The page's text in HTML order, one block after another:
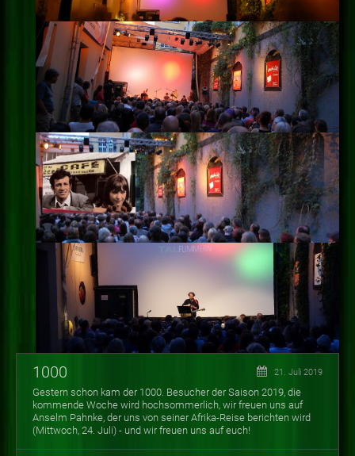
1000 21. Juli 2019
Gestern schon kam der 1000. Besucher der Saison 2019, die
kommende Woche wird hochsommerlich, wir freuen uns auf
Anselm Pahnke, der uns von seiner Afrika-Reise berichten wird
(Mittwoch, 24. Juli) - und wir freuen uns auf euch!